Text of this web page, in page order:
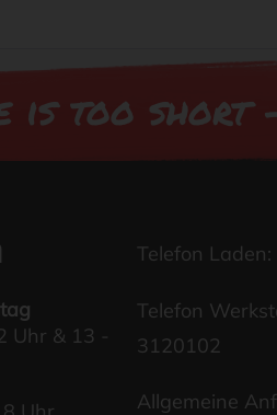
is too short
& 13 -
Telefon Laden:
Telefon
3120102
Allgemeine